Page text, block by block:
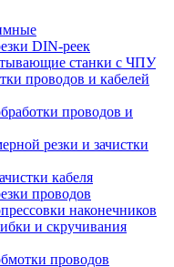
DIN-реек
станки с ЧПУ
проводов и кабелей
проводов и
резки и зачистки
кабеля
проводов
наконечников
и скручивания
проводов